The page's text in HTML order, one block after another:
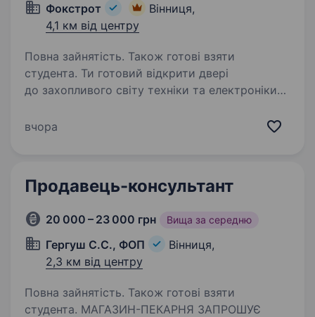
Фокстрот
Вінниця,
4,1 км від центру
Повна зайнятість. Також готові взяти
студента. Ти готовий відкрити двері
до захопливого світу техніки та електроніки?
справжнім експертом у цьому напрямку? Тоді
вчора
Продавець-консультант
20 000 – 23 000 грн Вища за середню
Гергуш С.С., ФОП
Вінниця,
2,3 км від центру
Повна зайнятість. Також готові взяти
студента. МАГАЗИН-ПЕКАРНЯ ЗАПРОШУЄ